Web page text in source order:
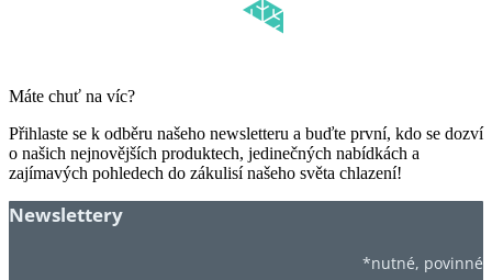
Máte chuť na víc?
Přihlaste se k odběru našeho newsletteru a buďte první, kdo se dozví
o našich nejnovějších produktech, jedinečných nabídkách a
zajímavých pohledech do zákulisí našeho světa chlazení!
Newslettery
*nutné, povinné